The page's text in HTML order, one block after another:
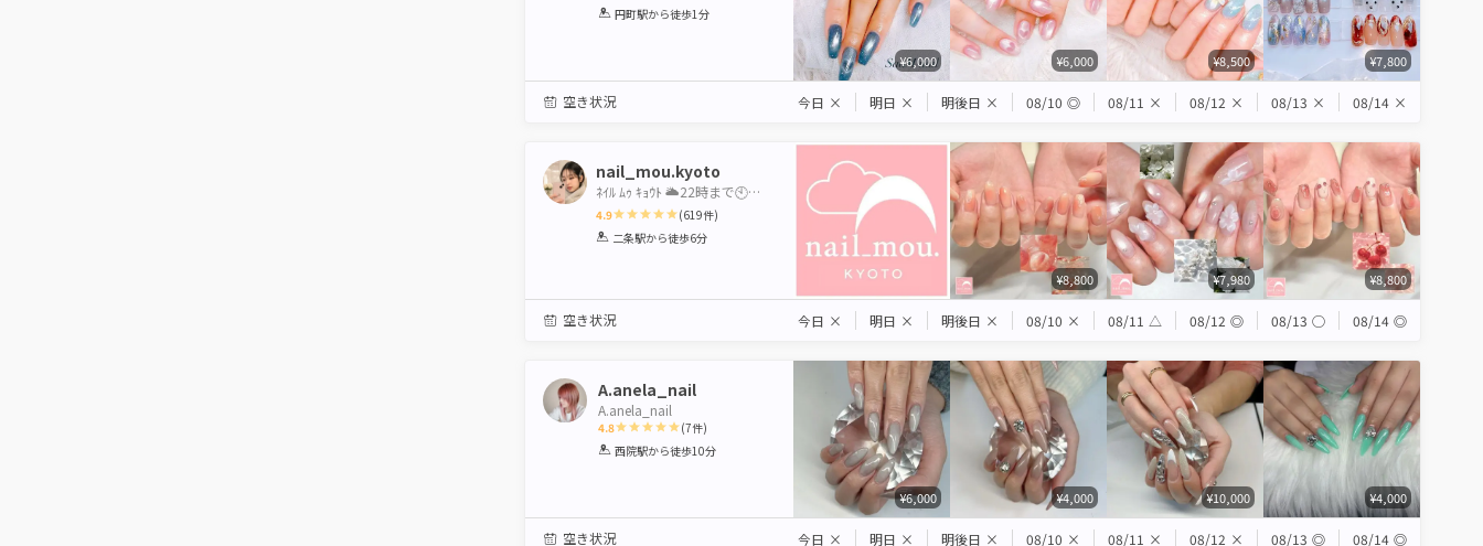
1 2 3 4 5
円町駅から徒歩1分
¥6,000 ¥6,000 ¥8,500 ¥7,800
空き状況 今日 × 明日 × 明後日 × 08/10 ◎ 08/11 × 08/12 × 08/13 × 08/14 ×
nail_mou.kyoto
ﾈｲﾙ ﾑｩ ｷｮｳﾄ 🌥️22時まで🕙スカルプ/フィルイン🉑
4.9
1 2 3 4 5
(619件)
二条駅から徒歩6分
¥8,800 ¥7,980 ¥8,800
空き状況 今日 × 明日 × 明後日 × 08/10 × 08/11 △ 08/12 ◎ 08/13 ◯ 08/14 ◎
A.anela_nail
A.anela_nail
4.8
1 2 3 4 5
(7件)
西院駅から徒歩10分
¥6,000 ¥4,000 ¥10,000 ¥4,000
空き状況 今日 × 明日 × 明後日 × 08/10 × 08/11 × 08/12 × 08/13 ◎ 08/14 ◎